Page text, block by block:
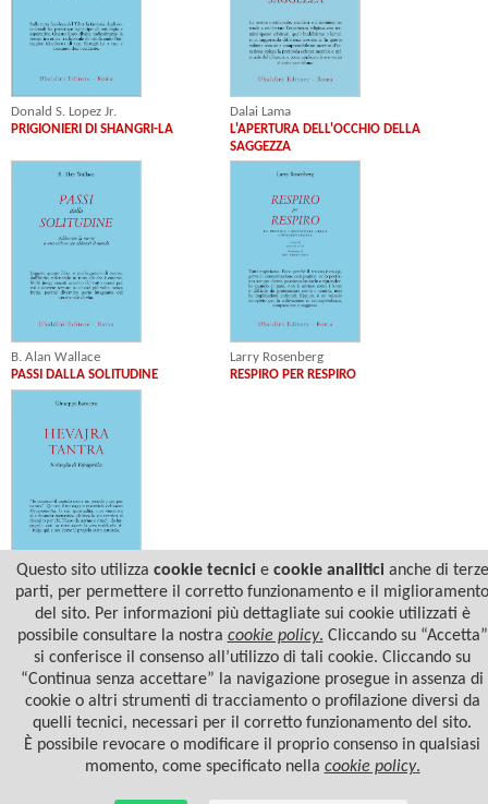
Donald S. Lopez Jr.
PRIGIONIERI DI SHANGRI-LA
Dalai Lama
L'APERTURA DELL'OCCHIO DELLA
SAGGEZZA
B. Alan Wallace
PASSI DALLA SOLITUDINE
Larry Rosenberg
RESPIRO PER RESPIRO
Giuseppe Baroetto
HEVAJRA TANTRA
Questo sito utilizza cookie tecnicie cookie analiticianche di terze
parti, per permettere il corretto funzionamento e il miglioramento
del sito. Per informazioni più dettagliate sui cookie utilizzati è
possibile consultare la nostra cookie policy. Cliccando su “Accetta”
si conferisce il consenso all’utilizzo di tali cookie. Cliccando su
“Continua senza accettare” la navigazione prosegue in assenza di
cookie o altri strumenti di tracciamento o profilazione diversi da
quelli tecnici, necessari per il corretto funzionamento del sito.
È possibile revocare o modificare il proprio consenso in qualsiasi
momento, come specificato nella cookie policy.